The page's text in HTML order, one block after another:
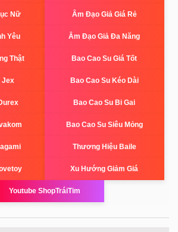
Nữ Âm Đạo Giả Giá Rẻ
Yêu Âm Đạo Giả Đa Năng
Thật Bao Cao Su Giá Tốt
Jex Bao Cao Su Kéo Dài
Bao Cao Su Bi Gai
Bao Cao Su Siêu Mỏng
Thương Hiệu Baile
Xu Hướng Giảm Giá
Youtube ShopTráiTim